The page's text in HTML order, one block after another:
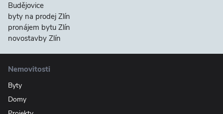
Budějovice
byty na prodej Zlín
pronájem bytu Zlín
novostavby Zlín
Nemovitosti
Byty
Domy